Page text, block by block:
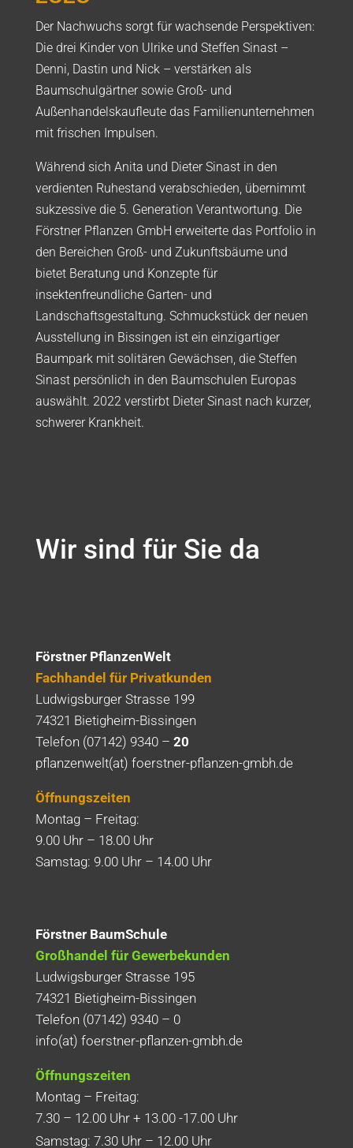
Der Nachwuchs sorgt für wachsende Perspektiven:
Die drei Kinder von Ulrike und Steffen Sinast –
Denni, Dastin und Nick – verstärken als
Baumschulgärtner sowie Groß- und
Außenhandelskaufleute das Familienunternehmen
mit frischen Impulsen.
Während sich Anita und Dieter Sinast in den
verdienten Ruhestand verabschieden, übernimmt
sukzessive die 5. Generation Verantwortung. Die
Förstner Pflanzen GmbH erweiterte das Portfolio in
den Bereichen Groß- und Zukunftsbäume und
bietet Beratung und Konzepte für
insektenfreundliche Garten- und
Landschaftsgestaltung. Schmuckstück der neuen
Ausstellung in Bissingen ist ein einzigartiger
Baumpark mit solitären Gewächsen, die Steffen
Sinast persönlich in den Baumschulen Europas
auswählt. 2022 verstirbt Dieter Sinast nach kurzer,
schwerer Krankheit.
Wir sind für Sie da
Förstner PflanzenWelt
Fachhandel für Privatkunden
Ludwigsburger Strasse 199
74321 Bietigheim-Bissingen
Telefon (07142) 9340 – 20
pflanzenwelt(at) foerstner-pflanzen-gmbh.de
Öffnungszeiten
Montag – Freitag:
9.00 Uhr – 18.00 Uhr
Samstag: 9.00 Uhr – 14.00 Uhr
Förstner BaumSchule
Großhandel für Gewerbekunden
Ludwigsburger Strasse 195
74321 Bietigheim-Bissingen
Telefon (07142) 9340 – 0
info(at) foerstner-pflanzen-gmbh.de
Öffnungszeiten
Montag – Freitag:
7.30 – 12.00 Uhr + 13.00 -17.00 Uhr
Samstag: 7.30 Uhr – 12.00 Uhr